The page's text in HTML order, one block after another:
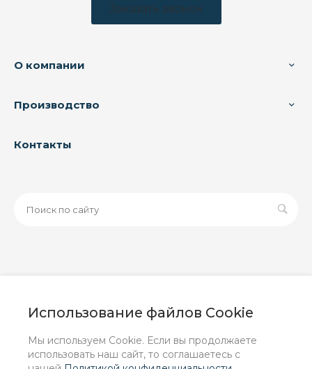
Использование файлов Cookie
Мы используем Cookie. Если вы продолжаете
использовать наш сайт, то соглашаетесь с
Заказать звонок
О компании
Производство
Контакты
информационный характер и ни при каких условиях не
положениями Статьи 437 (2) ГК РФ.